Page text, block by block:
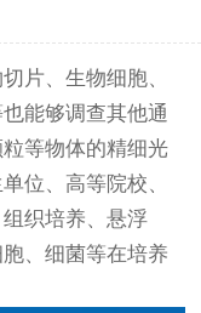
片、生物细胞、
能够调查其他通
等物体的精细光
位、高等院校、
织培养、悬浮
、细菌等在培养